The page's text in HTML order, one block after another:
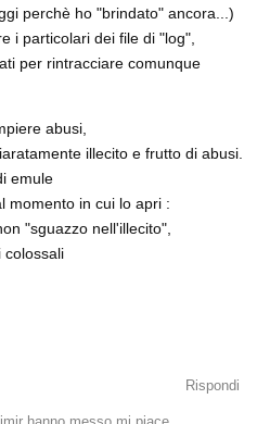
perchè ho "brindato" ancora...)
i particolari dei file di "log",
per rintracciare comunque
abusi,
illecito e frutto di abusi.
emule
momento in cui lo apri :
"sguazzo nell'illecito",
colossali
Rispondi